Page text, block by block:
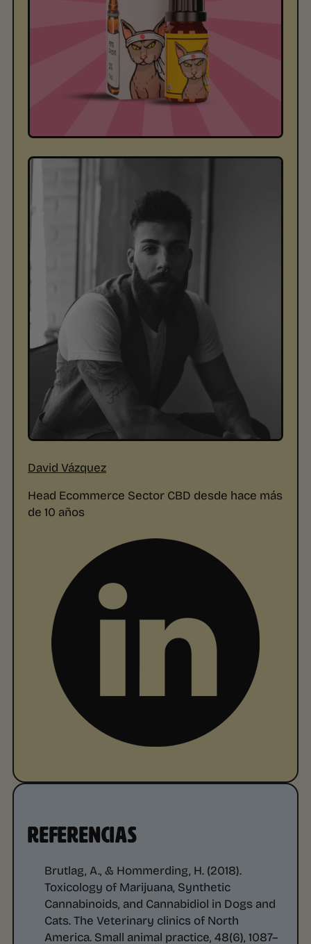
David Vázquez
Head Ecommerce Sector CBD desde hace más
de 10 años
REFERENCIAS
Brutlag, A., & Hommerding, H. (2018).
Toxicology of Marijuana, Synthetic
Cannabinoids, and Cannabidiol in Dogs and
Cats.The Veterinary clinics of North
America. Small animal practice, 48(6), 1087–